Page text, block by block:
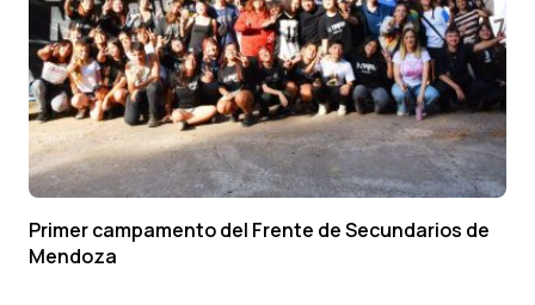
Primer campamento del Frente de Secundarios de
Mendoza